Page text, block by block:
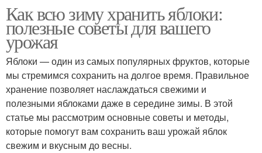
Как всю зиму хранить яблоки:
полезные советы для вашего
урожая
Яблоки — один из самых популярных фруктов, которые
мы стремимся сохранить на долгое время. Правильное
хранение позволяет наслаждаться свежими и
полезными яблоками даже в середине зимы. В этой
статье мы рассмотрим основные советы и методы,
которые помогут вам сохранить ваш урожай яблок
свежим и вкусным до весны.